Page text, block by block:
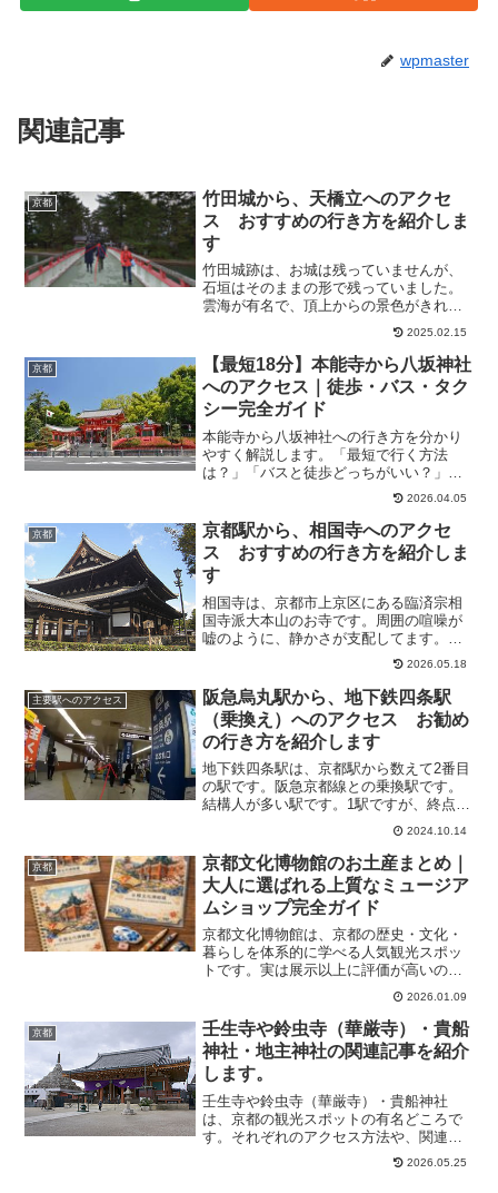
wpmaster
関連記事
京都
竹田城から、天橋立へのアクセ
ス おすすめの行き方を紹介しま
す
竹田城跡は、お城は残っていませんが、
石垣はそのままの形で残っていました。
雲海が有名で、頂上からの景色がきれい
です。また、天橋立も割と近いので、一
緒に行かれる方が多いです。そこで今回
は、竹田城から、天橋立へのアクセス方
法について、お勧めのアク...
2025.02.15
京都
【最短18分】本能寺から八坂神社
へのアクセス｜徒歩・バス・タク
シー完全ガイド
本能寺から八坂神社への行き方を分かり
やすく解説します。「最短で行く方法
は？」「バスと徒歩どっちがいい？」と
悩んでいませんか？本能寺から八坂神社
へは徒歩・バス・タクシーでアクセス可
能ですが、時間・料金・快適さで最適ル
ートは変わります。この記事...
2026.04.05
京都
京都駅から、相国寺へのアクセ
ス おすすめの行き方を紹介しま
す
相国寺は、京都市上京区にある臨済宗相
国寺派大本山のお寺です。周囲の喧噪が
嘘のように、静かさが支配してます。京
都五山の重鎮として、風格があり、威厳
もあります。お寺全体がとても素敵で、
色々な種類の木々が植えられており癒さ
れます。京都駅から、相国...
2026.05.18
主要駅へのアクセス
阪急烏丸駅から、地下鉄四条駅
（乗換え）へのアクセス お勧め
の行き方を紹介します
地下鉄四条駅は、京都駅から数えて2番目
の駅です。阪急京都線との乗換駅です。
結構人が多い駅です。1駅ですが、終点の
四条河原町に行けます。逆方向は桂駅で
嵐山方面に行けます。そこで今回は、阪
急烏丸駅から、地下鉄四条駅への乗り換
え方法について、紹介...
2024.10.14
京都
京都文化博物館のお土産まとめ｜
大人に選ばれる上質なミュージア
ムショップ完全ガイド
京都文化博物館は、京都の歴史・文化・
暮らしを体系的に学べる人気観光スポッ
トです。実は展示以上に評価が高いのが
ミュージアムショップで、「観光地っぽ
すぎない京都土産が買える」と口コミで
も評判。本記事では、**「京都文化博物
館 お土産」**で検索...
2026.01.09
京都
壬生寺や鈴虫寺（華厳寺）・貴船
神社・地主神社の関連記事を紹介
します。
壬生寺や鈴虫寺（華厳寺）・貴船神社
は、京都の観光スポットの有名どころで
す。それぞれのアクセス方法や、関連す
る記事を集めましたので、参考にしてみ
2026.05.25